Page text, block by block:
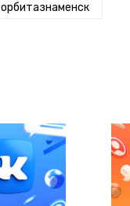
орбитазнаменск